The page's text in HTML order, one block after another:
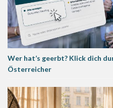
Wer hat’s geerbt? Klick dich
Österreicher